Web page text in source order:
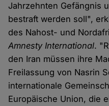
Jahrzehnten Gefängnis
bestraft werden soll",
des Nahost- und
Amnesty International.
den Iran müssen ihre
Freilassung von Nasrin
internationale
Europäische Union, die